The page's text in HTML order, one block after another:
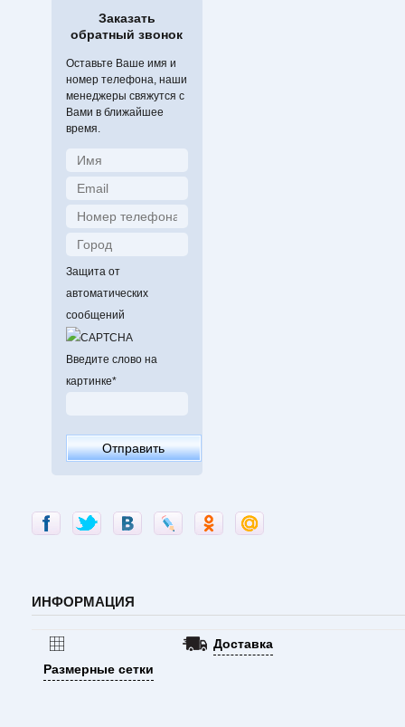
Заказать
обратный звонок
Оставьте Ваше имя и
номер телефона, наши
менеджеры свяжутся с
Вами в ближайшее
время.
Защита от
автоматических
сообщений
Введите слово на
картинке*
ИНФОРМАЦИЯ
Размерные сетки
Доставка